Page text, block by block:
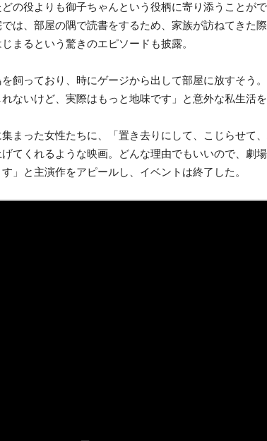
の役よりも御子ちゃんという役柄に寄り添うことが
は、部屋の隅で読書をするため、家族が訪ねてきた
まるという驚きのエピソードも披露。
飼っており、時にゲージから出して部屋に放すそう
ないけど、実際はもっと地味です」と意外な私生活
まった女性たちに、「置き去りにして、こじらせて
てくれるような映画。どんな理由でもいいので、劇
」と主演作をアピールし、イベントは終了した。